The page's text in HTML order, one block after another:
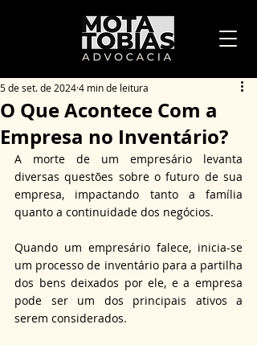
O Que Acontece Com a
Empresa no Inventário?
5 de set. de 20244 min de leitura
A morte de um empresário levanta
diversas questões sobre o futuro de sua
empresa, impactando tanto a família
quanto a continuidade dos negócios.
Quando um empresário falece, inicia-se
um processo de inventário para a partilha
dos bens deixados por ele, e a empresa
pode ser um dos principais ativos a
serem considerados.